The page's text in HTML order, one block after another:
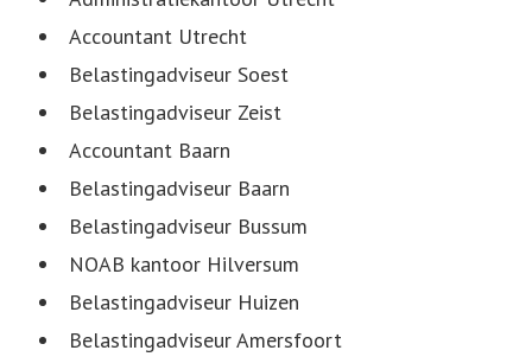
Accountant Utrecht
Belastingadviseur Soest
Belastingadviseur Zeist
Accountant Baarn
Belastingadviseur Baarn
Belastingadviseur Bussum
NOAB kantoor Hilversum
Belastingadviseur Huizen
Belastingadviseur Amersfoort